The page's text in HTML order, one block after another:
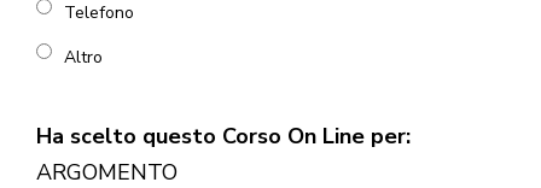
Telefono
Altro
Ha scelto questo Corso On Line per:
ARGOMENTO